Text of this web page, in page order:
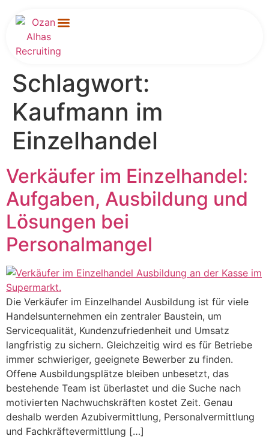
Schlagwort:
Kaufmann im
Einzelhandel
Verkäufer im Einzelhandel:
Aufgaben, Ausbildung und
Lösungen bei
Personalmangel
Die Verkäufer im Einzelhandel Ausbildung ist für viele
Handelsunternehmen ein zentraler Baustein, um
Servicequalität, Kundenzufriedenheit und Umsatz
langfristig zu sichern. Gleichzeitig wird es für Betriebe
immer schwieriger, geeignete Bewerber zu finden.
Offene Ausbildungsplätze bleiben unbesetzt, das
bestehende Team ist überlastet und die Suche nach
motivierten Nachwuchskräften kostet Zeit. Genau
deshalb werden Azubivermittlung, Personalvermittlung
und Fachkräftevermittlung […]